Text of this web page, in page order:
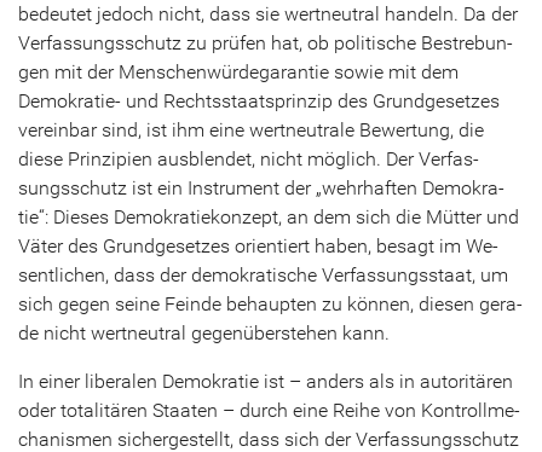
be­deu­tet je­doch nicht, dass sie wert­neu­tral han­deln. Da der
Ver­fas­sungs­schutz zu prü­fen hat, ob po­li­ti­sche Be­stre­bun­
gen mit der Men­schen­wür­de­ga­ran­tie sowie mit dem
Demokratie-​ und Rechts­staats­prin­zip des Grund­ge­set­zes
ver­ein­bar sind, ist ihm eine wert­neu­tra­le Be­wer­tung, die
diese Prin­zi­pi­en aus­blen­det, nicht mög­lich. Der Ver­fas­
sungs­schutz ist ein In­stru­ment der „wehr­haf­ten De­mo­kra­
tie“: Die­ses De­mo­kra­tie­kon­zept, an dem sich die Müt­ter und
Väter des Grund­ge­set­zes ori­en­tiert haben, be­sagt im We­
sent­li­chen, dass der de­mo­kra­ti­sche Ver­fas­sungs­staat, um
sich gegen seine Fein­de be­haup­ten zu kön­nen, die­sen ge­ra­
de nicht wert­neu­tral ge­gen­über­ste­hen kann.
In einer li­be­ra­len De­mo­kra­tie ist – an­ders als in au­to­ri­tä­ren
oder to­ta­li­tä­ren Staa­ten – durch eine Reihe von Kon­troll­me­
cha­nis­men si­cher­ge­stellt, dass sich der Ver­fas­sungs­schutz